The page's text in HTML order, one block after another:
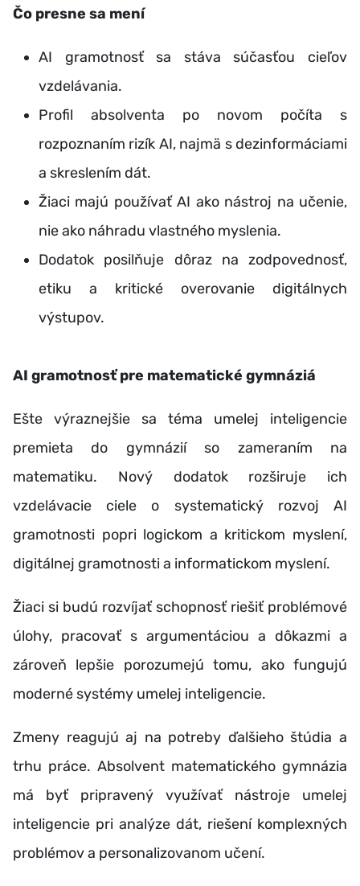
Čo presne sa mení
AI gramotnosť sa stáva súčasťou cieľov
vzdelávania.
Profil absolventa po novom počíta s
rozpoznaním rizík AI, najmä s dezinformáciami
a skreslením dát.
Žiaci majú používať AI ako nástroj na učenie,
nie ako náhradu vlastného myslenia.
Dodatok posilňuje dôraz na zodpovednosť,
etiku a kritické overovanie digitálnych
výstupov.
AI gramotnosť pre matematické gymnáziá
Ešte výraznejšie sa téma umelej inteligencie
premieta do gymnázií so zameraním na
matematiku. Nový dodatok rozširuje ich
vzdelávacie ciele o systematický rozvoj AI
gramotnosti popri logickom a kritickom myslení,
digitálnej gramotnosti a informatickom myslení.
Žiaci si budú rozvíjať schopnosť riešiť problémové
úlohy, pracovať s argumentáciou a dôkazmi a
zároveň lepšie porozumejú tomu, ako fungujú
moderné systémy umelej inteligencie.
Zmeny reagujú aj na potreby ďalšieho štúdia a
trhu práce. Absolvent matematického gymnázia
má byť pripravený využívať nástroje umelej
inteligencie pri analýze dát, riešení komplexných
problémov a personalizovanom učení.